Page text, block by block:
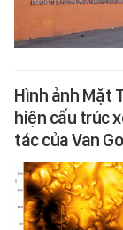
Hình ảnh Mặt
hiện cấu trúc
tác của Van